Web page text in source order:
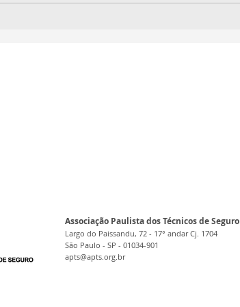
Associação Paulista dos Técnicos de Seguro
Largo do Paissandu, 72 - 17° andar Cj. 1704
São Paulo - SP - 01034-901
apts@apts.org.br